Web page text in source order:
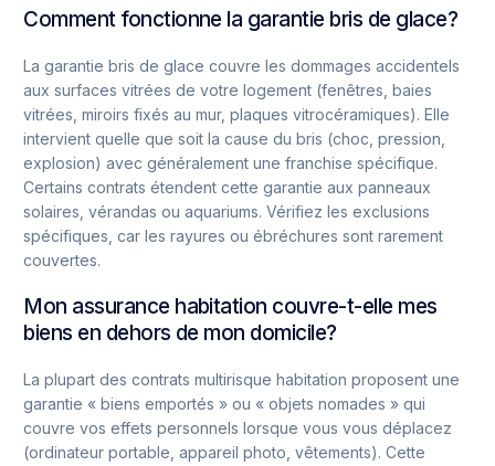
Comment fonctionne la garantie bris de glace?
La garantie bris de glace couvre les dommages accidentels
aux surfaces vitrées de votre logement (fenêtres, baies
vitrées, miroirs fixés au mur, plaques vitrocéramiques). Elle
intervient quelle que soit la cause du bris (choc, pression,
explosion) avec généralement une franchise spécifique.
Certains contrats étendent cette garantie aux panneaux
solaires, vérandas ou aquariums. Vérifiez les exclusions
spécifiques, car les rayures ou ébréchures sont rarement
couvertes.
Mon assurance habitation couvre-t-elle mes
biens en dehors de mon domicile?
La plupart des contrats multirisque habitation proposent une
garantie « biens emportés » ou « objets nomades » qui
couvre vos effets personnels lorsque vous vous déplacez
(ordinateur portable, appareil photo, vêtements). Cette